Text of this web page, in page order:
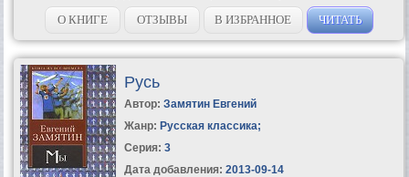
О КНИГЕ
ОТЗЫВЫ В ИЗБРАННОЕ ЧИТАТЬ
Русь
Автор: Замятин Евгений
Жанр: Русская классика;
Серия: 3
Дата добавления: 2013-09-14